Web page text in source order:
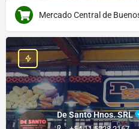
Mercado Central de
De Santo Hnos. SRL